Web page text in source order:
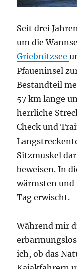
Seit drei
um die
Griebnitzsee
Pfaueninsel
Bestandteil
57 km lange
herrliche
Check und
Sitzmuskel
beweisen. In
wärmsten
Tag erwischt.
Während mir
ich, ob das